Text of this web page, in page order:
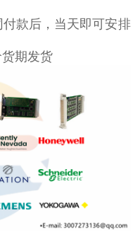
付款后，当天即可安排
货期发货